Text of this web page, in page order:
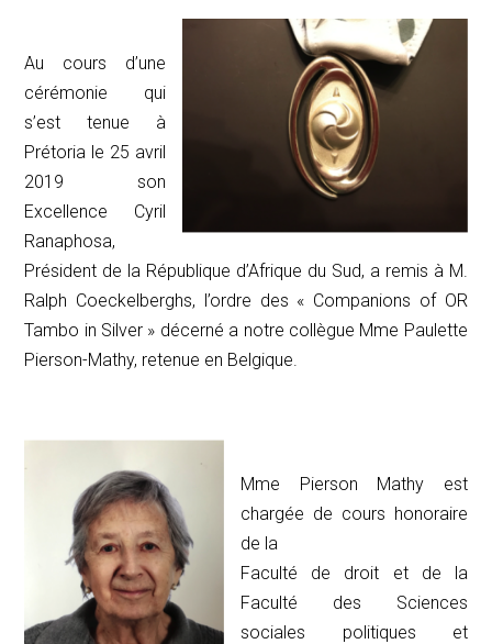
Au cours d’une
cérémonie qui
s’est tenue à
Prétoria le 25 avril
2019 son
Excellence Cyril
Ranaphosa,
Président de la République d’Afrique du Sud, a remis à M.
Ralph Coeckelberghs, l’ordre des « Companions of OR
Tambo in Silver » décerné a notre collègue Mme Paulette
Pierson-Mathy, retenue en Belgique.
Mme Pierson Mathy est
chargée de cours honoraire
de la
Faculté de droit et de la
Faculté des Sciences
sociales politiques et